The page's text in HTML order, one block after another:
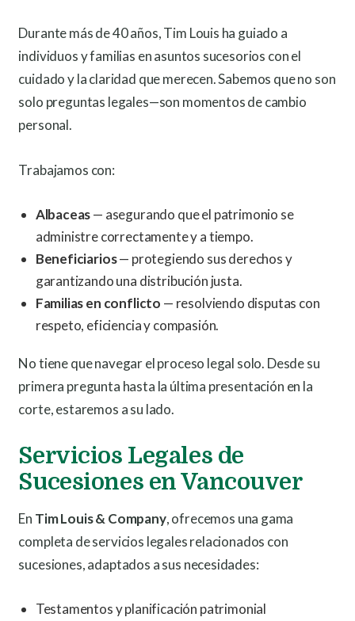
Durante más de 40 años, Tim Louis ha guiado a
individuos y familias en asuntos sucesorios con el
cuidado y la claridad que merecen. Sabemos que no son
solo preguntas legales—son momentos de cambio
personal.
Trabajamos con:
Albaceas— asegurando que el patrimonio se
administre correctamente y a tiempo.
Beneficiarios— protegiendo sus derechos y
garantizando una distribución justa.
Familias en conflicto — resolviendo disputas con
respeto, eficiencia y compasión.
No tiene que navegar el proceso legal solo. Desde su
primera pregunta hasta la última presentación en la
corte, estaremos a su lado.
Servicios Legales de
Sucesiones en Vancouver
En Tim Louis & Company, ofrecemos una gama
completa de servicios legales relacionados con
sucesiones, adaptados a sus necesidades:
Testamentos y planificación patrimonial